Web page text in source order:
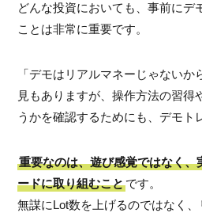
どんな投資においても、事前にデ
ことは非常に重要です。
「デモはリアルマネーじゃない
見もありますが、操作方法の習得
うかを確認するためにも、デモト
重要なのは、遊び感覚ではなく、
ードに取り組むことです。
無謀にLot数を上げるのではなく